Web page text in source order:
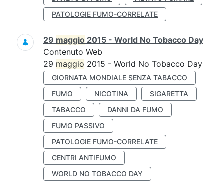
PATOLOGIE FUMO-CORRELATE
29 maggio 2015 - World No Tobacco Day
Contenuto Web
29 maggio 2015 - World No Tobacco Day
GIORNATA MONDIALE SENZA TABACCO
FUMO
NICOTINA
SIGARETTA
TABACCO
DANNI DA FUMO
FUMO PASSIVO
PATOLOGIE FUMO-CORRELATE
CENTRI ANTIFUMO
WORLD NO TOBACCO DAY